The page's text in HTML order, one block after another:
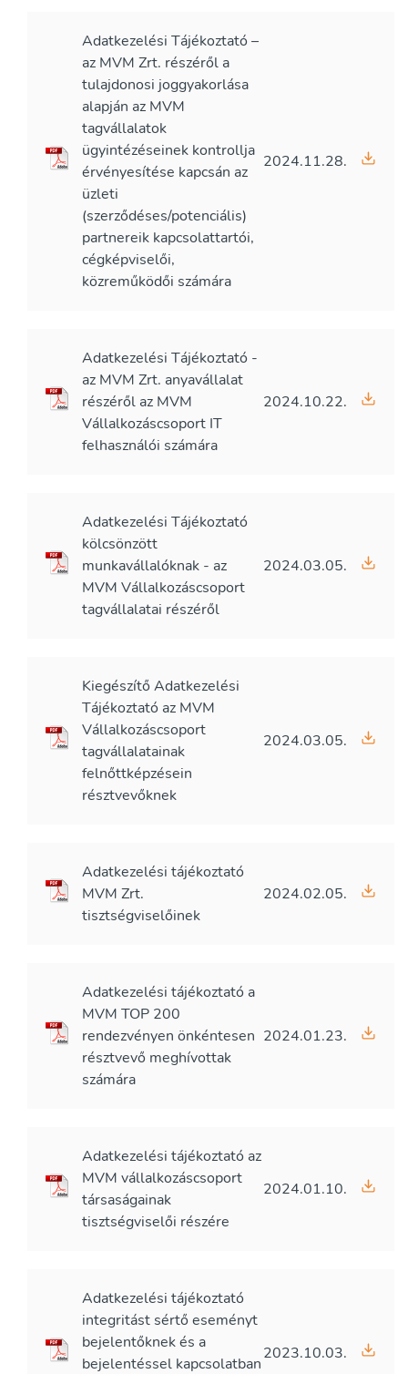
Adatkezelési Tájékoztató –
az MVM Zrt. részéről a
tulajdonosi joggyakorlása
alapján az MVM
tagvállalatok
ügyintézéseinek kontrollja
érvényesítése kapcsán az
üzleti
(szerződéses/potenciális)
partnereik kapcsolattartói,
cégképviselői,
közreműködői számára
2024.11.28.
Adatkezelési Tájékoztató -
az MVM Zrt. anyavállalat
részéről az MVM
Vállalkozáscsoport IT
felhasználói számára
2024.10.22.
Adatkezelési Tájékoztató
kölcsönzött
munkavállalóknak - az
MVM Vállalkozáscsoport
tagvállalatai részéről
2024.03.05.
Kiegészítő Adatkezelési
Tájékoztató az MVM
Vállalkozáscsoport
tagvállalatainak
felnőttképzésein
résztvevőknek
2024.03.05.
Adatkezelési tájékoztató
MVM Zrt.
tisztségviselőinek
2024.02.05.
Adatkezelési tájékoztató a
MVM TOP 200
rendezvényen önkéntesen
résztvevő meghívottak
számára
2024.01.23.
Adatkezelési tájékoztató az
MVM vállalkozáscsoport
társaságainak
tisztségviselői részére
2024.01.10.
Adatkezelési tájékoztató
integritást sértő eseményt
bejelentőknek és a
bejelentéssel kapcsolatban
2023.10.03.